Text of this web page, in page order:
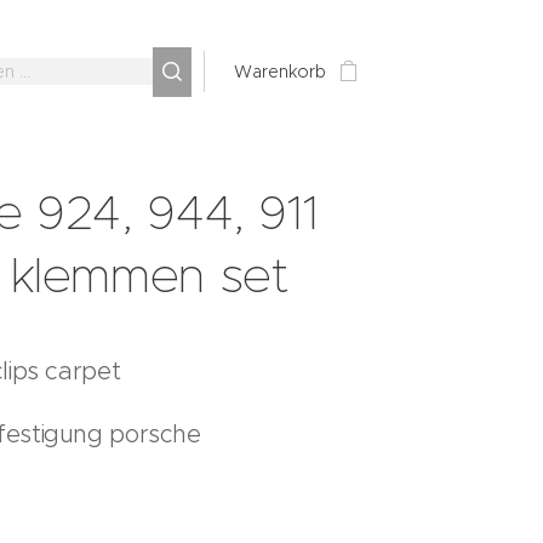
Warenkorb
924, 944, 911
set
carpet
porsche